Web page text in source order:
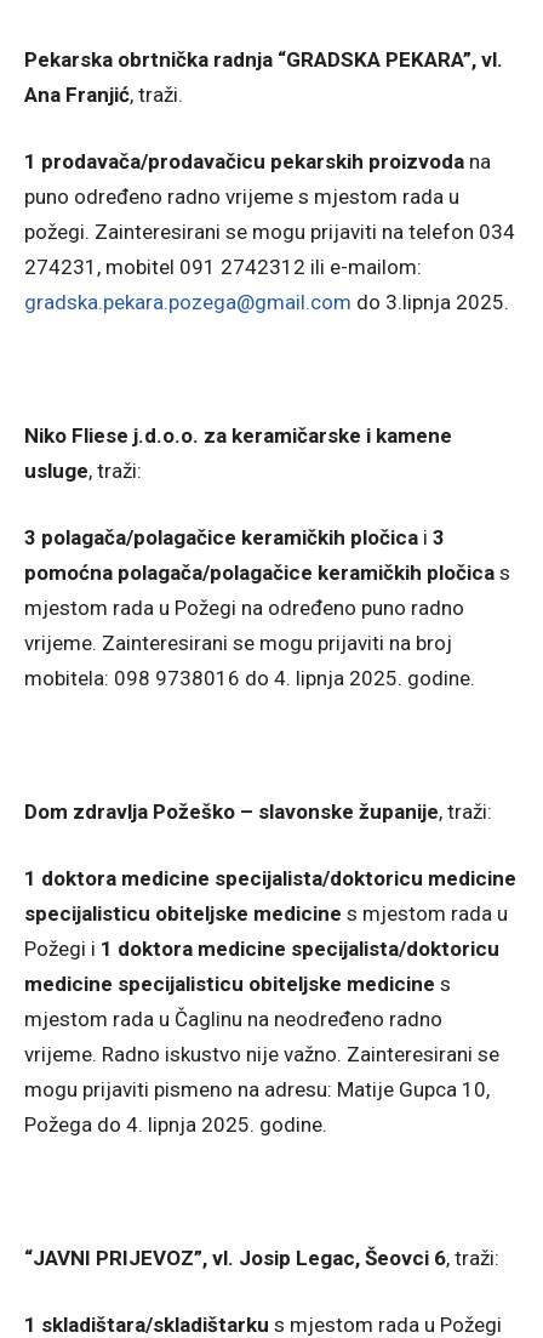
Pekarska obrtnička radnja “GRADSKA PEKARA”, vl.
Ana Franjić, traži.
1 prodavača/prodavačicu pekarskih proizvoda na
puno određeno radno vrijeme s mjestom rada u
požegi. Zainteresirani se mogu prijaviti na telefon 034
274231, mobitel 091 2742312 ili e-mailom:
gradska.pekara.pozega@gmail.com do 3.lipnja 2025.
Niko Fliese j.d.o.o. za keramičarske i kamene
usluge, traži:
3 polagača/polagačice keramičkih pločica i 3
pomoćna polagača/polagačice keramičkih pločica s
mjestom rada u Požegi na određeno puno radno
vrijeme. Zainteresirani se mogu prijaviti na broj
mobitela: 098 9738016 do 4. lipnja 2025. godine.
Dom zdravlja Požeško – slavonske županije, traži:
1 doktora medicine specijalista/doktoricu medicine
specijalisticu obiteljske medicine s mjestom rada u
Požegi i 1 doktora medicine specijalista/doktoricu
medicine specijalisticu obiteljske medicine s
mjestom rada u Čaglinu na neodređeno radno
vrijeme. Radno iskustvo nije važno. Zainteresirani se
mogu prijaviti pismeno na adresu: Matije Gupca 10,
Požega do 4. lipnja 2025. godine.
“JAVNI PRIJEVOZ”, vl. Josip Legac, Šeovci 6, traži:
1 skladištara/skladištarku s mjestom rada u Požegi